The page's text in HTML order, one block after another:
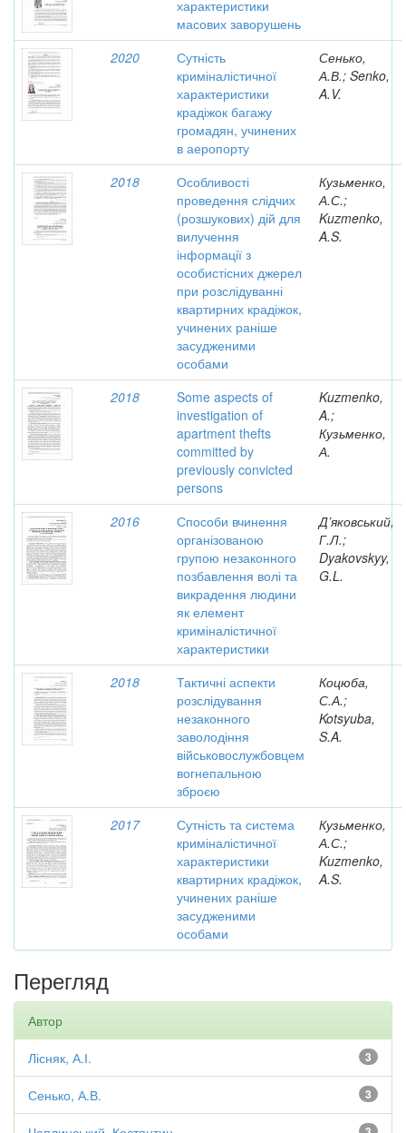
характеристики
масових заворушень
2020
Сутність
криміналістичної
характеристики
крадіжок багажу
громадян, учинених
в аеропорту
Сенько,
А.В.; Senko,
A.V.
2018
Особливості
проведення слідчих
(розшукових) дій для
вилучення
інформації з
особистісних джерел
при розслідуванні
квартирних крадіжок,
учинених раніше
засудженими
особами
Кузьменко,
А.С.;
Kuzmenko,
A.S.
2018
Some aspects of
investigation of
apartment thefts
committed by
previously convicted
persons
Kuzmenko,
A.;
Кузьменко,
А.
2016
Способи вчинення
організованою
групою незаконного
позбавлення волі та
викрадення людини
як елемент
криміналістичної
характеристики
Д’яковський,
Г.Л.;
Dyakovskyy,
G.L.
2018
Тактичні аспекти
розслідування
незаконного
заволодіння
військовослужбовцем
вогнепальною
зброєю
Коцюба,
С.А.;
Kotsyuba,
S.A.
2017
Сутність та система
криміналістичної
характеристики
квартирних крадіжок,
учинених раніше
засудженими
особами
Кузьменко,
А.С.;
Kuzmenko,
A.S.
Перегляд
Автор
3
Лісняк, А.І.
3
Сенько, А.В.